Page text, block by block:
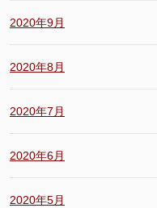
2020年9月
2020年8月
2020年7月
2020年6月
2020年5月